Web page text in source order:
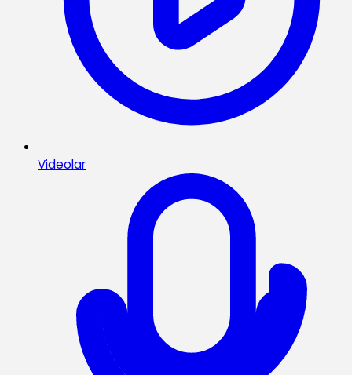
Videolar